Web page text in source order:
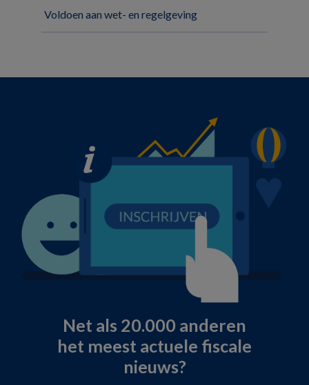
Voldoen aan wet- en regelgeving
Net als 20.000 anderen
het meest actuele fiscale
nieuws?